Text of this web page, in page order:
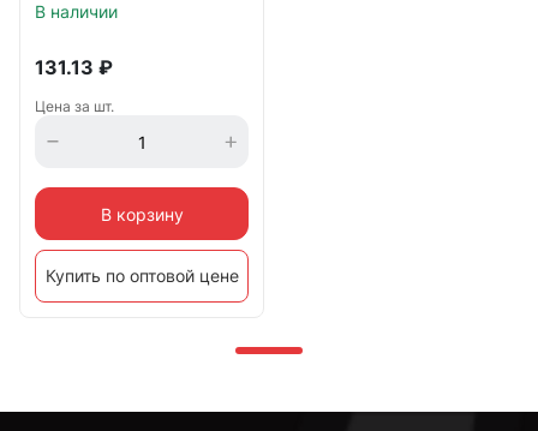
В наличии
131.13 ₽
Цена за шт.
В корзину
Купить по оптовой цене